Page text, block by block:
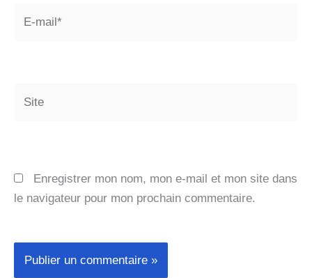
Enregistrer mon nom, mon e-mail et mon site dans
le navigateur pour mon prochain commentaire.